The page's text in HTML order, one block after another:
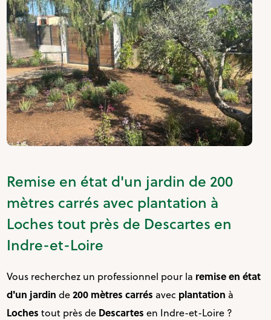
Remise en état d'un jardin de 200
mètres carrés avec plantation à
Loches tout près de Descartes en
Indre-et-Loire
Vous recherchez un professionnel pour la remise en état
d'un jardinde200 mètres carrés avec plantation à
Lochestout près de Descartesen Indre-et-Loire ?